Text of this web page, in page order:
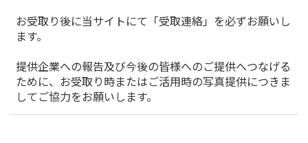
お受取り後に当サイトにて「受取連絡」を必ずお願いし
ます。
提供企業への報告及び今後の皆様へのご提供へつなげる
ために、お受取り時またはご活用時の写真提供につきま
してご協力をお願いします。